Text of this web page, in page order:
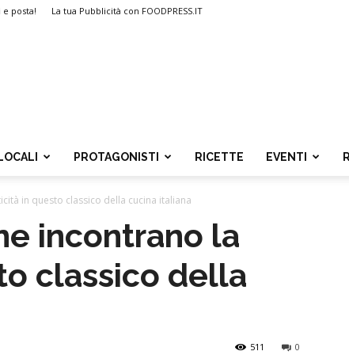
posta! La tua Pubblicità con FOODPRESS.IT
LOCALI PROTAGONISTI RICETTE EVENTI
in questo classico della cucina italiana
incontrano la
classico della
0
511